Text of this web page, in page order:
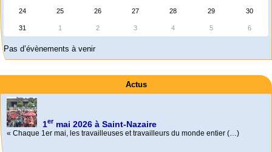
24 25 26 27 28 29 30
31 1 2 3 4 5 6
Pas d’évènements à venir
Actus
mai 2026 à Saint-Nazaire
« Chaque 1er mai, les travailleuses et travailleurs du monde entier (…)